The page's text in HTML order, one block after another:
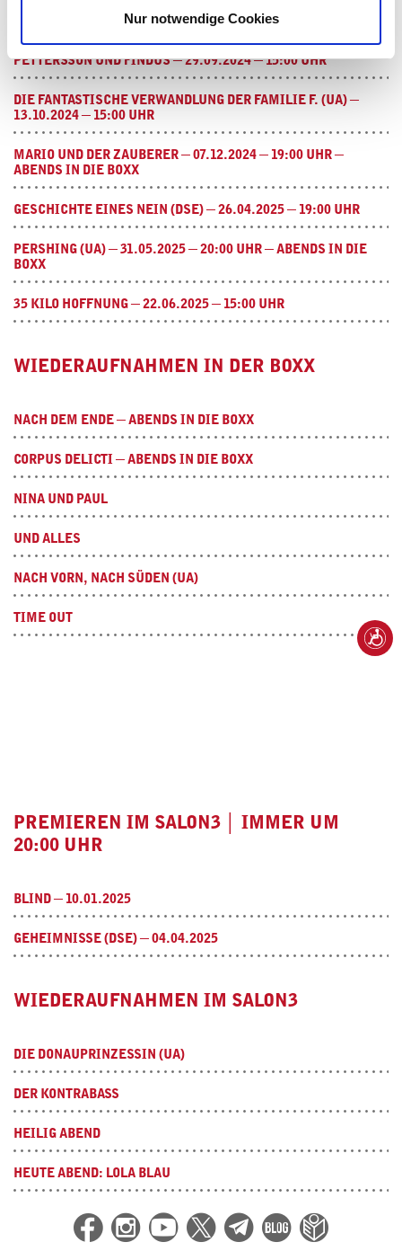
Nur notwendige Cookies
PETTERSSON UND FINDUS ─ 29.09.2024 ─ 15:00 UHR
DIE FANTASTISCHE VERWANDLUNG DER FAMILIE F. (UA) ─
13.10.2024 ─ 15:00 UHR
MARIO UND DER ZAUBERER ─ 07.12.2024 ─ 19:00 UHR ─
ABENDS IN DIE BOXX
GESCHICHTE EINES NEIN (DSE) ─ 26.04.2025 ─ 19:00 UHR
PERSHING (UA) ─ 31.05.2025 ─ 20:00 UHR ─ ABENDS IN DIE
BOXX
35 KILO HOFFNUNG ─ 22.06.2025 ─ 15:00 UHR
WIEDERAUFNAHMEN IN DER BOXX
NACH DEM ENDE ─ ABENDS IN DIE BOXX
CORPUS DELICTI ─ ABENDS IN DIE BOXX
NINA UND PAUL
UND ALLES
NACH VORN, NACH SÜDEN (UA)
TIME OUT
PREMIEREN IM SALON3 │ IMMER UM
20:00 UHR
BLIND ─ 10.01.2025
GEHEIMNISSE (DSE) ─ 04.04.2025
WIEDERAUFNAHMEN IM SALON3
DIE DONAUPRINZESSIN (UA)
DER KONTRABASS
HEILIG ABEND
HEUTE ABEND: LOLA BLAU